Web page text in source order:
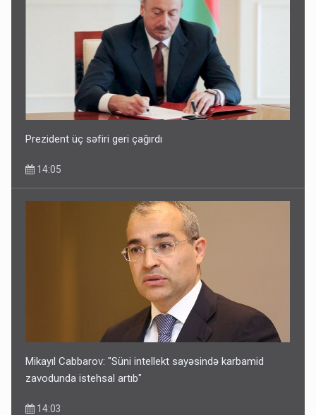
Prezident üç səfiri geri çağırdı
14:05
Mikayıl Cabbarov: "Süni intellekt sayəsində karbamid
zavodunda istehsal artıb"
14:03